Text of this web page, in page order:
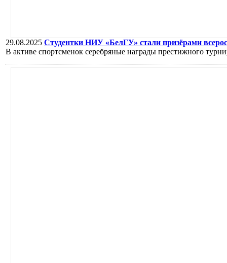
29.08.2025 Студентки НИУ «БелГУ» стали призёрами
В активе спортсменок серебряные награды престижного